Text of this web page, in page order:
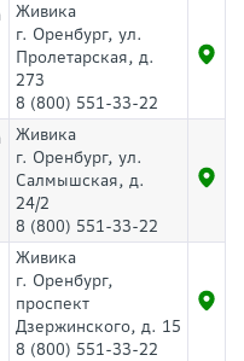
Живика
г. Оренбург, ул.
Пролетарская, д.
273
8 (800) 551-33-22
Живика
г. Оренбург, ул.
Салмышская, д.
24/2
8 (800) 551-33-22
Живика
г. Оренбург,
проспект
Дзержинского, д. 15
8 (800) 551-33-22